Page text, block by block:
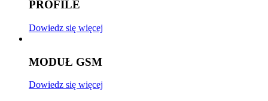
PROFILE
Dowiedz się więcej
MODUŁ GSM
Dowiedz się więcej